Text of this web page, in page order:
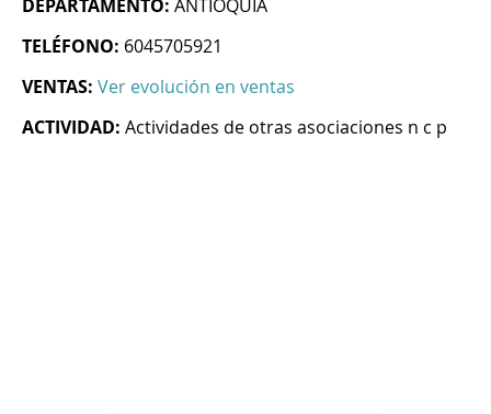
DEPARTAMENTO: ANTIOQUIA
TELÉFONO: 6045705921
VENTAS: Ver evolución en ventas
ACTIVIDAD: Actividades de otras asociaciones n c p